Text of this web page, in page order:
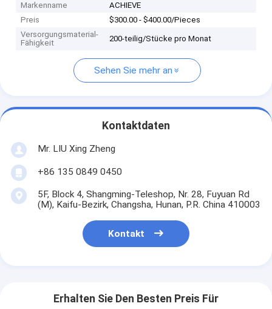
Markenname
ACHIEVE
Preis
$300.00 - $400.00/Pieces
Versorgungsmaterial-
Fähigkeit
200-teilig/Stücke pro Monat
Sehen Sie mehr an
Kontaktdaten
Mr. LIU Xing Zheng
+86 135 0849 0450
5F, Block 4, Shangming-Teleshop, Nr. 28, Fuyuan Rd
(M), Kaifu-Bezirk, Changsha, Hunan, P.R. China 410003
Kontakt
Erhalten Sie Den Besten Preis Für